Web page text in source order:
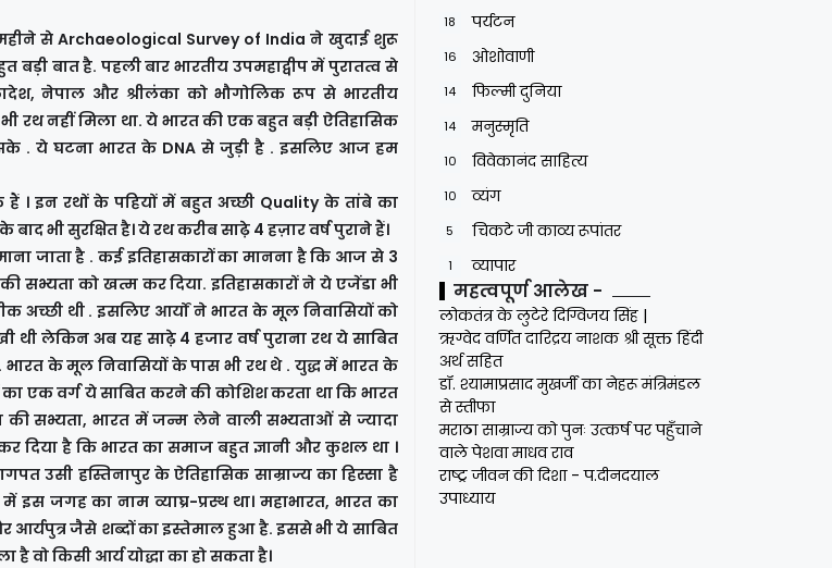
से Archaeological Survey of India ने खुदाई शुरू
बात है. पहली बार भारतीय उपमहाद्वीप में पुरातत्व से
नेपाल और श्रीलंका को भौगोलिक रूप से भारतीय
रथ नहीं मिला था. ये भारत की एक बहुत बड़ी ऐतिहासिक
. ये घटना भारत के DNA से जुड़ी है . इसलिए आज हम
। इन रथों के पहियों में बहुत अच्छी Quality के तांबे का
भी सुरक्षित है। ये रथ करीब साढ़े 4 हज़ार वर्ष पुराने हैं।
जाता है . कई इतिहासकारों का मानना है कि आज से 3
सभ्यता को खत्म कर दिया. इतिहासकारों ने ये एजेंडा भी
अच्छी थी . इसलिए आर्यों ने भारत के मूल निवासियों को
लेकिन अब यह साढ़े 4 हजार वर्ष पुराना रथ ये साबित
के मूल निवासियों के पास भी रथ थे . युद्ध में भारत के
एक वर्ग ये साबित करने की कोशिश करता था कि भारत
सभ्यता, भारत में जन्म लेने वाली सभ्यताओं से ज्यादा
दिया है कि भारत का समाज बहुत ज्ञानी और कुशल था ।
उसी हस्तिनापुर के ऐतिहासिक साम्राज्य का हिस्सा है
जगह का नाम व्याघ्र-प्रस्थ था। महाभारत, भारत का
आर्यपुत्र जैसे शब्दों का इस्तेमाल हुआ है. इससे भी ये साबित
वो किसी आर्य योद्धा का हो सकता है।
18 पर्यटन
16 ओशोवाणी
14 फिल्मी दुनिया
14 मनुस्मृति
10 विवेकानंद साहित्य
10 व्यंग
5 चिकटे जी काव्य रूपांतर
1 व्यापार
महत्वपूर्ण आलेख -
लोकतंत्र के लुटेरे दिग्विजय सिंह |
ऋग्वेद वर्णित दारिद्रय नाशक श्री सूक्त हिंदी
अर्थ सहित
डॉ. श्यामाप्रसाद मुखर्जी का नेहरू मंत्रिमंडल
से स्तीफा
मराठा साम्राज्य को पुनः उत्कर्ष पर पहुँचाने
वाले पेशवा माधव राव
राष्ट्र जीवन की दिशा - प.दीनदयाल
उपाध्याय